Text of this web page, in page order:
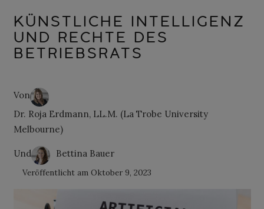
KÜNSTLICHE INTELLIGENZ
UND RECHTE DES
BETRIEBSRATS
Von
Dr. Roja Erdmann, LL.M. (La Trobe University
Melbourne)
Und Bettina Bauer
Veröffentlicht am Oktober 9, 2023